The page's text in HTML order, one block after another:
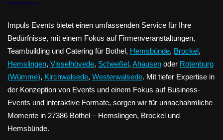
Impuls Events bietet einen umfassenden Service für Ihre
Bedürfnisse, mit einem Fokus auf Firmenveranstaltungen,
Teambuilding und Catering für Bothel, Hemsbünde, Brockel,
Hemslingen, Visselhövede, Scheeßel, Ahausen oder Rotenburg
(Wümme), Kirchwalsede, Westerwalsede. Mit tiefer Expertise in
der Konzeption von Events und einem Fokus auf Business-
Events und interaktive Formate, sorgen wir für unnachahmliche
Momente in 27386 Bothel – Hemslingen, Brockel und
Hemsbünde.